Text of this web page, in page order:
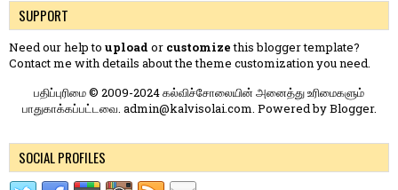
SUPPORT
Need our help to upload or customizethis blogger template?
Contact me with details about the theme customization you need.
பதிப்புரிமை © 2009-2024 கல்விச்சோலையின் அனைத்து உரிமைகளும்
பாதுகாக்கப்பட்டவை. admin@kalvisolai.com. Powered byBlogger.
SOCIAL PROFILES